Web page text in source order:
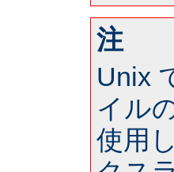
注
Unix
イル
使用